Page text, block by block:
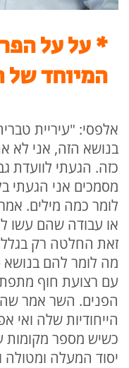
* על על
המיוחד של
אלפסי: "עיריית
בנושא הזה, אני לא
כזה. הגעתי לוועדת
מסמכים אני הגעתי
לומר כמה מילים.
או עבודה שהם עשו
זאת החלטה רק בגלל
מה לומר להם בנושא
עם רצועת חוף
הפנים. השר אמר
כשיש מספר מקומות
יסוד המעלה ומטולה